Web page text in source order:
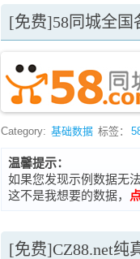
[免费]58同城全国
Category: 基础数据 标签：
温馨提示：
如果您发现示例数据无
这不是我想要的数据，
[免费]CZ88.net纯